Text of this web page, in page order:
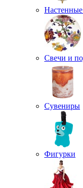
Настенные
Свечи и
Сувениры
Фигурки